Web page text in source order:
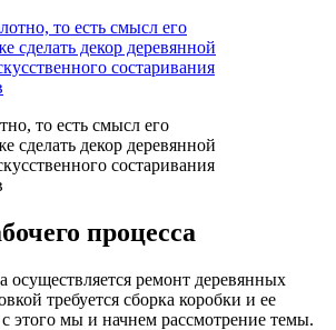
то есть смысл его
сделать декор деревянной
состаривания
процесса
осуществляется ремонт деревянных
требуется сборка коробки и ее
этого мы и начнем рассмотрение темы.